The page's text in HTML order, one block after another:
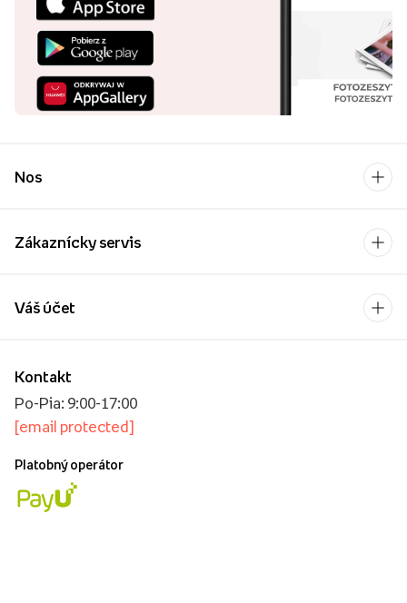
Nos
Zákaznícky servis
Kontakt
Po-Pia: 9:00-17:00
[email protected]
Platobný operátor
Váš účet